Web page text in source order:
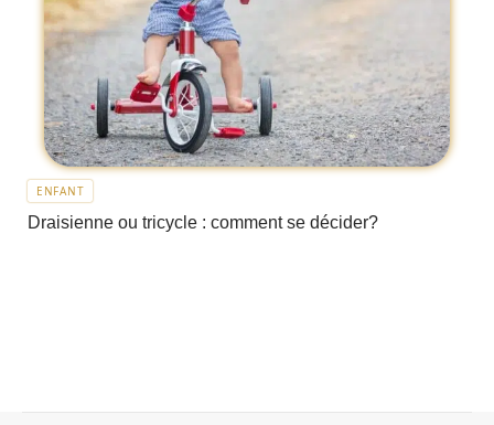
ENFANT
Draisienne ou tricycle : comment se décider?